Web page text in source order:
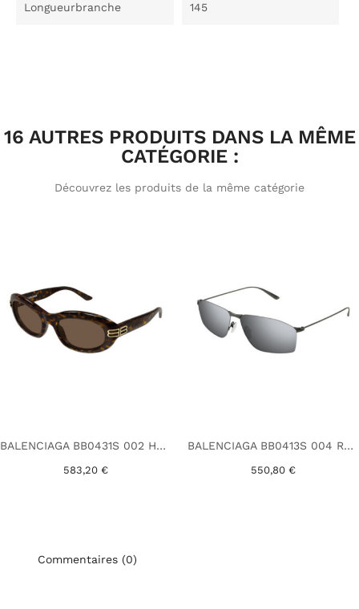
Longueurbranche 145
16 AUTRES PRODUITS DANS LA MÊME
CATÉGORIE :
Découvrez les produits de la même catégorie
BALENCIAGA BB0431S 002 HAVANE
583,20 €
BALENCIAGA BB0413S 004 RUTHENIUM
550,80 €
Commentaires (0)